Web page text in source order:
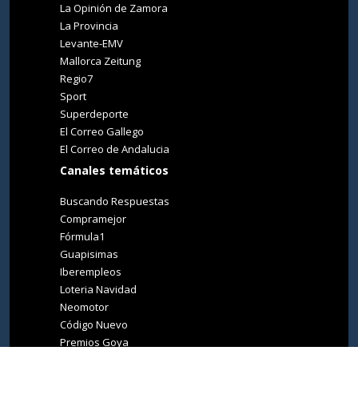
La Opinión de Zamora
La Provincia
Levante-EMV
Mallorca Zeitung
Regio7
Sport
Superdeporte
El Correo Gallego
El Correo de Andalucia
Canales temáticos
Buscando Respuestas
Compramejor
Fórmula1
Guapisimas
Iberempleos
Loteria Navidad
Neomotor
Código Nuevo
Premios Goya